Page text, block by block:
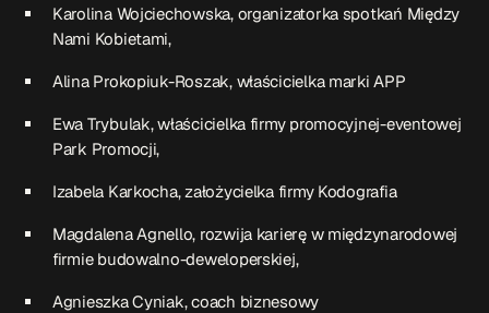
O nas– jedyna w Kielcach studencka stacja radiowa.
kieleckich studentów Czytaj.wiecej…
itp.Czytaj więcej…
Karolina Wojciechowska, organizatorka spotkań Między
Nami Kobietami,
Alina Prokopiuk-Roszak, właścicielka marki APP
Ewa Trybulak, właścicielka firmy promocyjnej-eventowej
Park Promocji,
Izabela Karkocha, założycielka firmy Kodografia
Magdalena Agnello, rozwija karierę w międzynarodowej
firmie budowalno-deweloperskiej,
Agnieszka Cyniak, coach biznesowy